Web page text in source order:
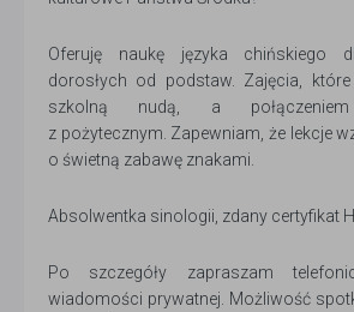
Oferuję naukę języka chińskiego
dorosłych od podstaw. Zajęcia,
szkolną nudą, a połączeniem
z pożytecznym. Zapewniam, że lekcje
o świetną zabawę znakami.
Absolwentka sinologii, zdany certyfikat
Po szczegóły zapraszam
wiadomości prywatnej. Możliwość